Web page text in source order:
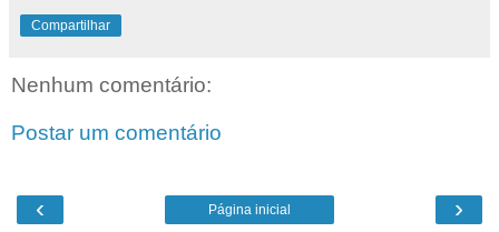
Compartilhar
Nenhum comentário:
Postar um comentário
‹ ›
Página inicial